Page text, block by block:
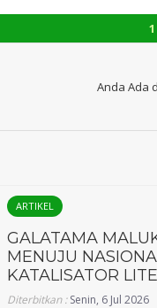
1 Bulan
Anda Ada
ARTIKEL
GALATAMA
MENUJU
KATALISATOR
Diterbitkan :Senin, 6 Jul 2026